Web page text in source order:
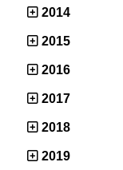
2014
2015
2016
2017
2018
2019